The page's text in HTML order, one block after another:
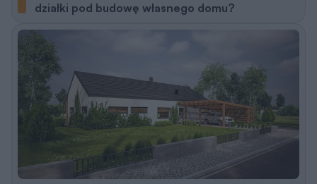
działki pod budowę własnego domu?